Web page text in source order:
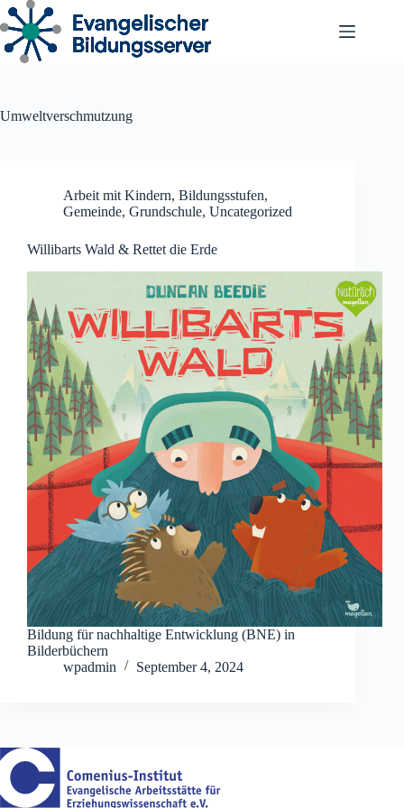
Zum
Inhalt
springen
Umweltverschmutzung
Arbeit mit Kindern, Bildungsstufen,
Gemeinde, Grundschule, Uncategorized
Willibarts Wald & Rettet die Erde
Bildung für nachhaltige Entwicklung (BNE) in
Bilderbüchern
wpadmin
September 4, 2024